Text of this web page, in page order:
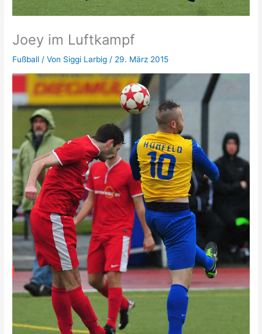
Joey im Luftkampf
Fußball / Von Siggi Larbig / 29. März 2015